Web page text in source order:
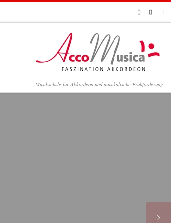
Musikschule für Akkordeon und musikalische Frühförderung